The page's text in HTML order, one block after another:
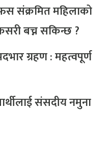
संक्रमित महिलाको
बच्न सकिन्छ ?
ग्रहण : महत्वपूर्ण
संसदीय नमुना